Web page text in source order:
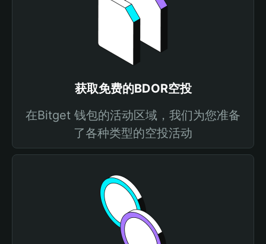
获取免费的BDOR空投
在Bitget 钱包的活动区域，我们为您准备
了各种类型的空投活动